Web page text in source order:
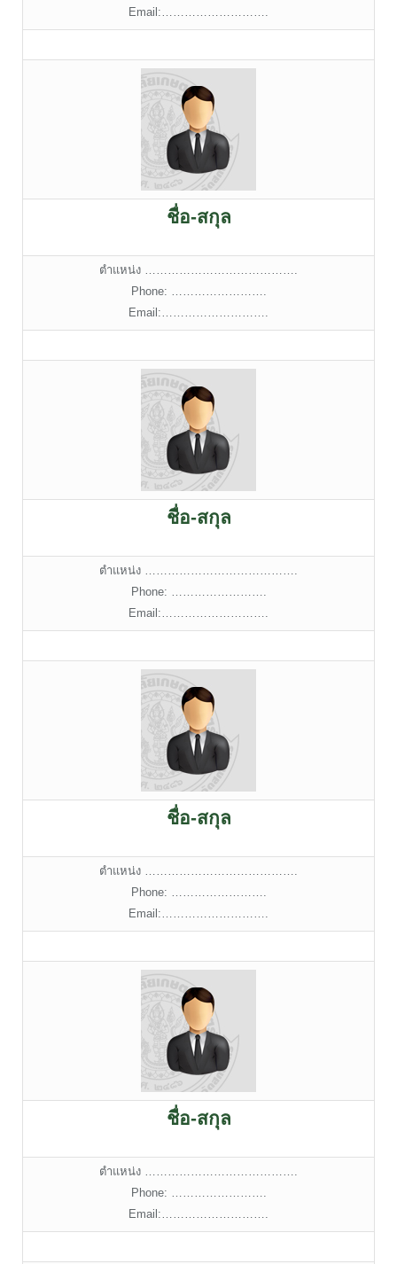
Email:……………………….
ชื่อ-สกุล
ตำแหน่ง ………………………………….
Phone: …………………….
Email:……………………….
ชื่อ-สกุล
ตำแหน่ง ………………………………….
Phone: …………………….
Email:……………………….
ชื่อ-สกุล
ตำแหน่ง ………………………………….
Phone: …………………….
Email:……………………….
ชื่อ-สกุล
ตำแหน่ง ………………………………….
Phone: …………………….
Email:……………………….